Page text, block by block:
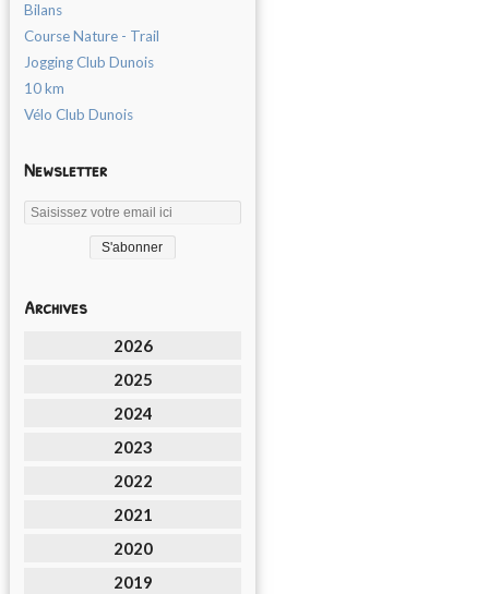
Bilans
Course Nature - Trail
Jogging Club Dunois
10 km
Vélo Club Dunois
Newsletter
Archives
2026
2025
2024
2023
2022
2021
2020
2019